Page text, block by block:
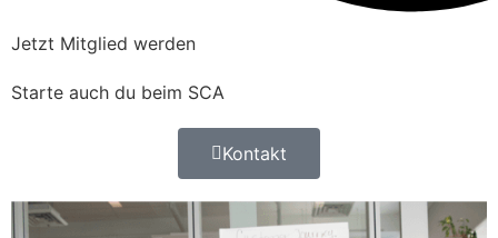
Jetzt Mitglied werden
Starte auch du beim SCA
Kontakt